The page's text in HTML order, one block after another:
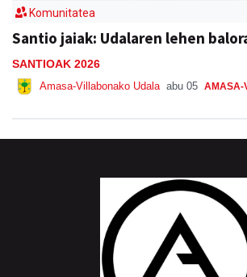
Komunitatea
Santio jaiak: Udalaren lehen
SANTIOAK 2026
Amasa-Villabonako Udala abu 05 AMASA-